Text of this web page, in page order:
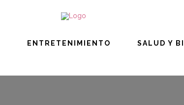
ENTRETENIMIENTO SALUD Y